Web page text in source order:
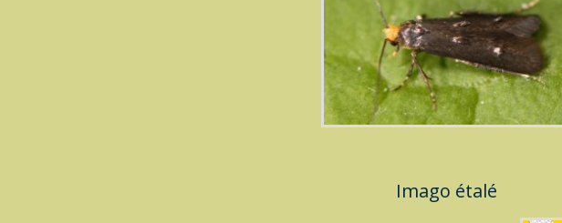
Imago étalé